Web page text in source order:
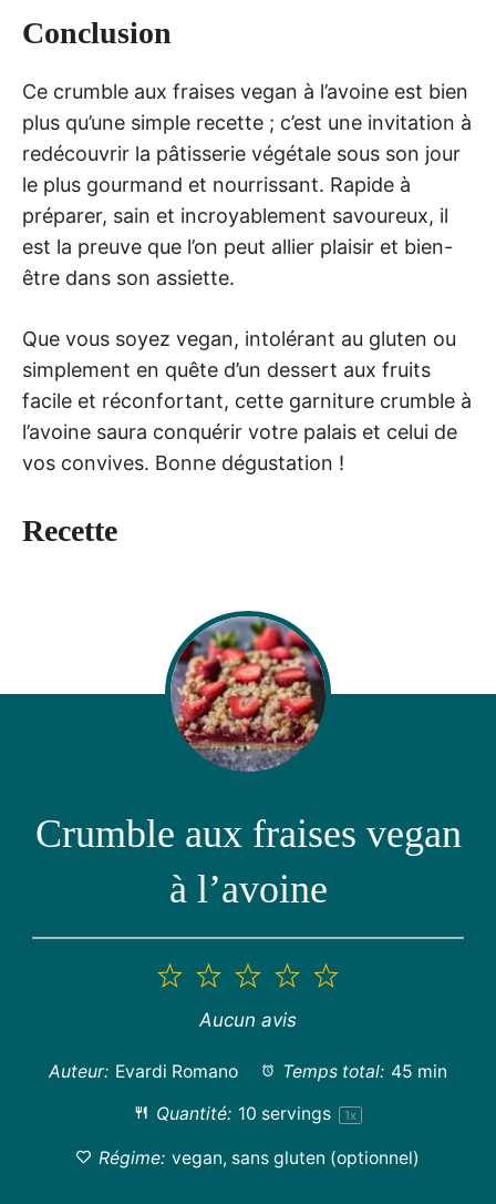
Conclusion
Ce crumble aux fraises vegan à l’avoine est bien
plus qu’une simple recette ; c’est une invitation à
redécouvrir la pâtisserie végétale sous son jour
le plus gourmand et nourrissant. Rapide à
préparer, sain et incroyablement savoureux, il
est la preuve que l’on peut allier plaisir et bien-
être dans son assiette.
Que vous soyez vegan, intolérant au gluten ou
simplement en quête d’un dessert aux fruits
facile et réconfortant, cette garniture crumble à
l’avoine saura conquérir votre palais et celui de
vos convives. Bonne dégustation !
Recette
Crumble aux fraises vegan
à l’avoine
5
4
3
étoiles
2
étoiles
1
étoile
Aucun avis
Auteur: Evardi Romano Temps total: 45 min
Quantité: 10 servings 1x
Régime: vegan, sans gluten (optionnel)